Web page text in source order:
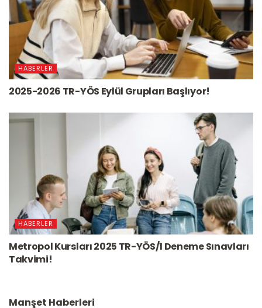
HABERLER
2025-2026 TR-YÖS Eylül Grupları Başlıyor!
HABERLER
Metropol Kursları 2025 TR-YÖS/1 Deneme Sınavları
Takvimi!
Manşet Haberleri